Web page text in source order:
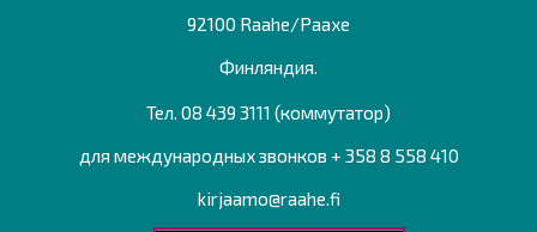
92100 Raahe/Раахе
Финляндия.
Тел. 08 439 3111 (коммутатор)
для международных звонков + 358 8 558 410
kirjaamo@raahe.fi